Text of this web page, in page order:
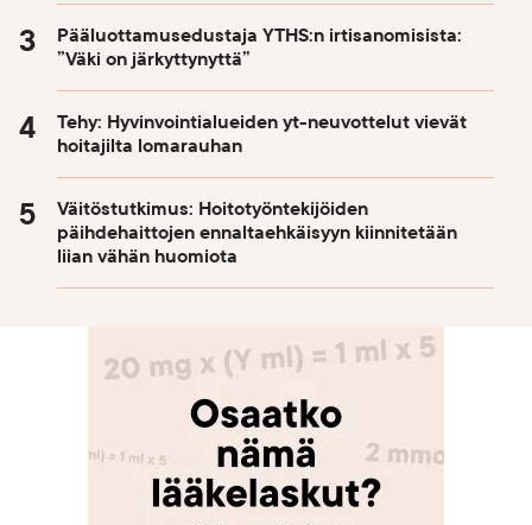
Pääluottamusedustaja YTHS:n irtisanomisista:
”Väki on järkyttynyttä”
Tehy: Hyvinvointialueiden yt-neuvottelut vievät
hoitajilta lomarauhan
Väitöstutkimus: Hoitotyöntekijöiden
päihdehaittojen ennaltaehkäisyyn kiinnitetään
liian vähän huomiota